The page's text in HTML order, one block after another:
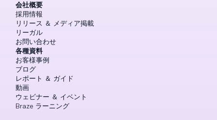
会社概要
採用情報
リリース ＆ メディア掲載
リーガル
お問い合わせ
各種資料
お客様事例
ブログ
レポート ＆ ガイド
動画
ウェビナー ＆ イベント
Braze ラーニング